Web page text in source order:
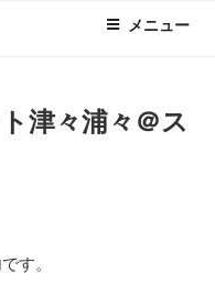
メニュー
津々浦々＠ス
す。